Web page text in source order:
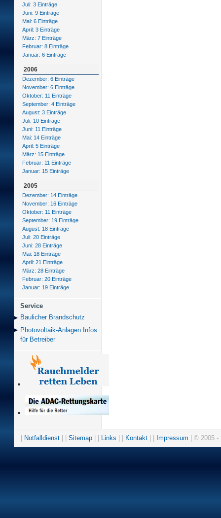
Juli: 3 Einträge
Juni: 9 Einträge
Mai: 6 Einträge
April: 3 Einträge
März: 7 Einträge
Februar: 8 Einträge
Januar: 6 Einträge
2006
Dezember: 6 Einträge
November: 6 Einträge
Oktober: 11 Einträge
September: 4 Einträge
August: 3 Einträge
Juli: 10 Einträge
Juni: 11 Einträge
Mai: 14 Einträge
April: 5 Einträge
März: 15 Einträge
Februar: 11 Einträge
Januar: 15 Einträge
2005
Dezember: 14 Einträge
November: 16 Einträge
Oktober: 11 Einträge
September: 19 Einträge
August: 18 Einträge
Juli: 20 Einträge
Juni: 28 Einträge
Mai: 18 Einträge
April: 21 Einträge
März: 28 Einträge
Februar: 20 Einträge
Januar: 19 Einträge
Service
Baulicher Brand­schutz
Photovoltaik-Anlagen Infos
für Betreiber
Notfalldienst Sitemap Links Kontakt Impressum | © 2005 -